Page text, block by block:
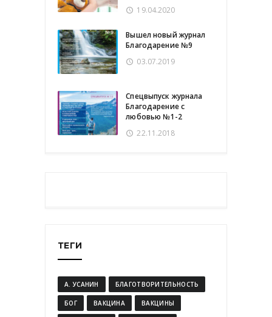
19.04.2020
Вышел новый журнал
Благодарение №9
03.07.2019
Спецвыпуск журнала
Благодарение с
любовью №1-2
22.11.2018
ТЕГИ
А. УСАНИН БЛАГОТВОРИТЕЛЬНОСТЬ
БОГ ВАКЦИНА ВАКЦИНЫ